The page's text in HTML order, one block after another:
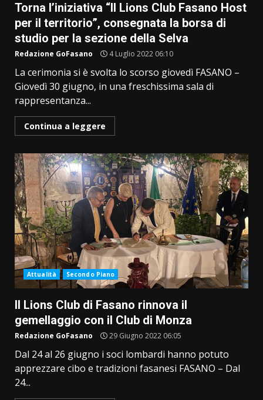
Torna l’iniziativa “Il Lions Club Fasano Host
per il territorio”, consegnata la borsa di
studio per la sezione della Selva
Redazione GoFasano 4 Luglio 2022 06:10
La cerimonia si è svolta lo scorso giovedì FASANO –
Giovedì 30 giugno, in una freschissima sala di
rappresentanza...
Continua a leggere
Attualità Secondo Piano
Il Lions Club di Fasano rinnova il
gemellaggio con il Club di Monza
Redazione GoFasano 29 Giugno 2022 06:05
Dal 24 al 26 giugno i soci lombardi hanno potuto
apprezzare cibo e tradizioni fasanesi FASANO – Dal
24...